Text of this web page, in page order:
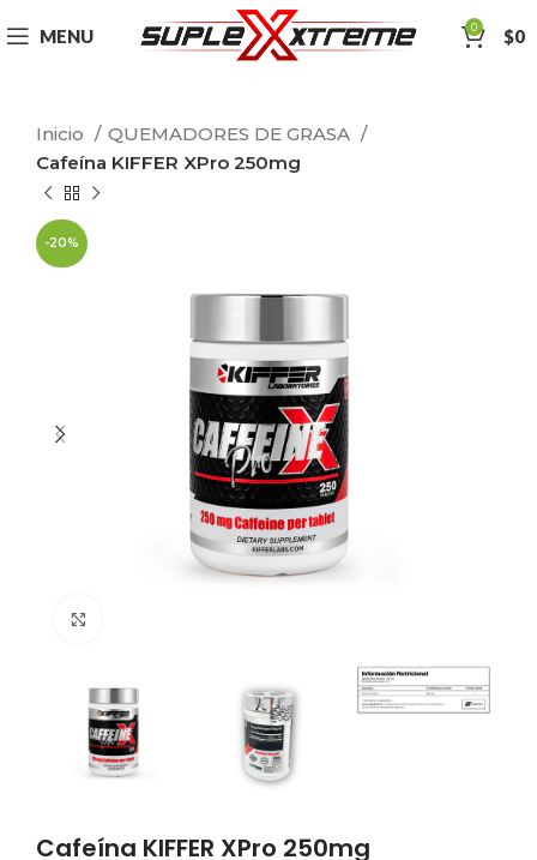
MENU 0 $0
Inicio
QUEMADORES DE GRASA
Cafeína KIFFER XPro 250mg
-20%
Cafeína KIFFER XPro 250mg